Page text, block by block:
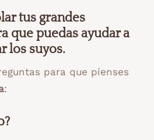
tus grandes
que puedas ayudar a
los suyos.
para que pienses
: